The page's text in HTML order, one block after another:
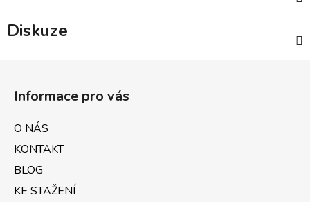
Diskuze
Informace pro vás
O NÁS
KONTAKT
BLOG
KE STAŽENÍ